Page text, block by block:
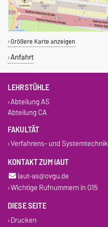
Größere Karte anzeigen
Anfahrt
LEHRSTÜHLE
Abteilung AS
Abteilung CA
FAKULTÄT
Verfahrens- und Systemtechnik
KONTAKT ZUM IAUT
iaut-as@ovgu.de
Wichtige Rufnummern in G15
DIESE SEITE
Drucken